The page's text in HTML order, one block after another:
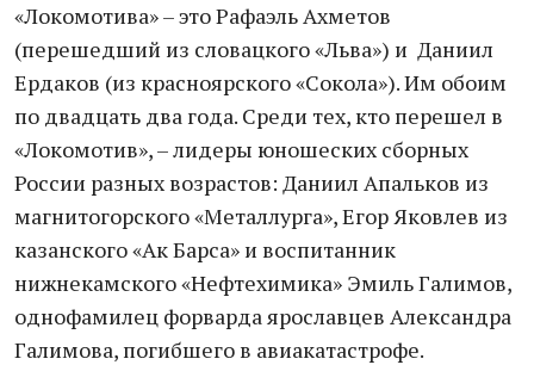
«Локомотива» – это Рафаэль Ахметов
(перешедший из словацкого «Льва») и Даниил
Ердаков (из красноярского «Сокола»). Им обоим
по двадцать два года. Среди тех, кто перешел в
«Локомотив», – лидеры юношеских сборных
России разных возрастов: Даниил Апальков из
магнитогорского «Металлурга», Егор Яковлев из
казанского «Ак Барса» и воспитанник
нижнекамского «Нефтехимика» Эмиль Галимов,
однофамилец форварда ярославцев Александра
Галимова, погибшего в авиакатастрофе.